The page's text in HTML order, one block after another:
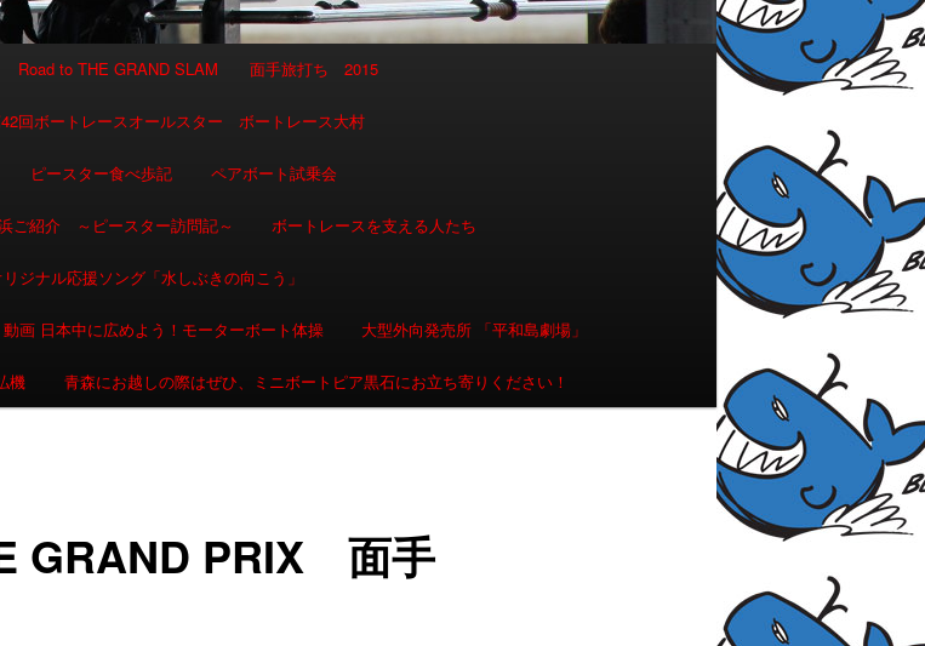
Road to THE GRAND SLAM 面手旅打ち 2015
ボートレースオールスター ボートレース大村
ピースター食べ歩記 ペアボート試乗会
ご紹介 ～ピースター訪問記～ ボートレースを支える人たち
ジナル応援ソング「水しぶきの向こう」
動画 日本中に広めよう！モーターボート体操 大型外向発売所 「平和島劇場」
機 青森にお越しの際はぜひ、ミニボートピア黒石にお立ち寄りください！
GRAND PRIX 面手